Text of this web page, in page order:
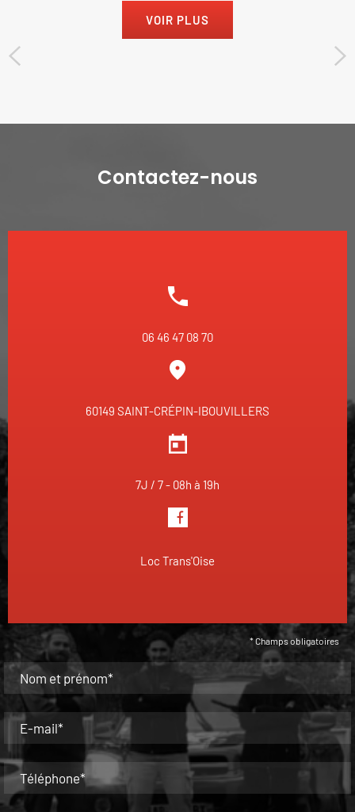
VOIR PLUS
Contactez-nous
06 46 47 08 70
60149 SAINT-CRÉPIN-IBOUVILLERS
7J / 7 - 08h à 19h
Loc Trans'Oise
* Champs obligatoires
Nom et prénom*
E-mail*
Téléphone*